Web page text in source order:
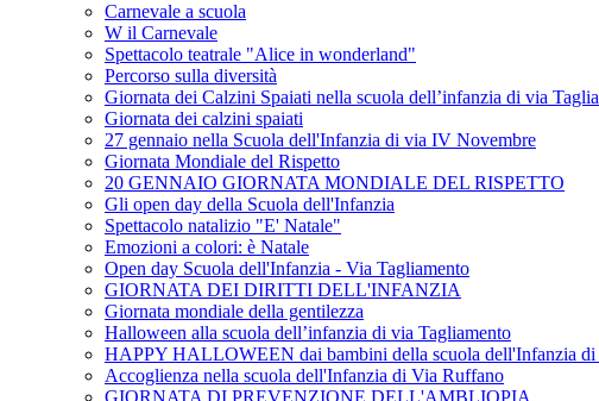
Carnevale a scuola
W il Carnevale
Spettacolo teatrale "Alice in wonderland"
Percorso sulla diversità
Giornata dei Calzini Spaiati nella scuola dell’infanzia di via
Giornata dei calzini spaiati
27 gennaio nella Scuola dell'Infanzia di via IV Novembre
Giornata Mondiale del Rispetto
20 GENNAIO GIORNATA MONDIALE DEL RISPETTO
Gli open day della Scuola dell'Infanzia
Spettacolo natalizio "E' Natale"
Emozioni a colori: è Natale
Open day Scuola dell'Infanzia - Via Tagliamento
GIORNATA DEI DIRITTI DELL'INFANZIA
Giornata mondiale della gentilezza
Halloween alla scuola dell’infanzia di via Tagliamento
HAPPY HALLOWEEN dai bambini della scuola dell'Infanzia
Accoglienza nella scuola dell'Infanzia di Via Ruffano